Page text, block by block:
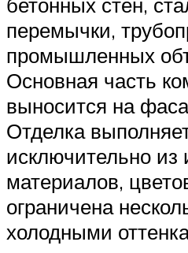
перемычки,
промышленных
Основная часть
выносится на
Отделка
исключительно из
материалов,
ограничена
холодными